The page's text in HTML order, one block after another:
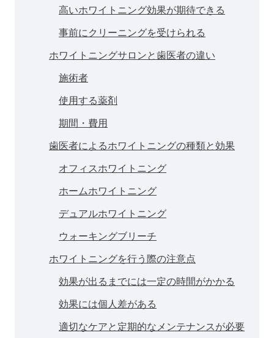
高いホワイトニング効果が期待できる
事前にクリーニングを受けられる
ホワイトニングサロンと歯医者の違い
施術者
使用する薬剤
期間・費用
歯医者によるホワイトニングの種類と効果
オフィスホワイトニング
ホームホワイトニング
デュアルホワイトニング
ウォーキングブリーチ
ホワイトニングを行う際の注意点
効果が出るまでには一定の時間がかかる
効果には個人差がある
適切なケアと定期的なメンテナンスが必要